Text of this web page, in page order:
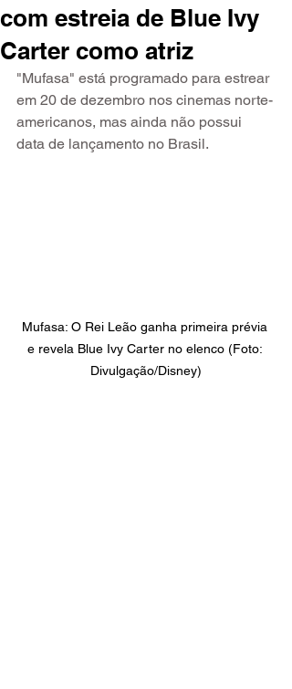
com estreia de Blue Ivy
Carter como atriz
"Mufasa" está programado para estrear
em 20 de dezembro nos cinemas norte-
americanos, mas ainda não possui
data de lançamento no Brasil.
Mufasa: O Rei Leão ganha primeira prévia
e revela Blue Ivy Carter no elenco (Foto:
Divulgação/Disney)